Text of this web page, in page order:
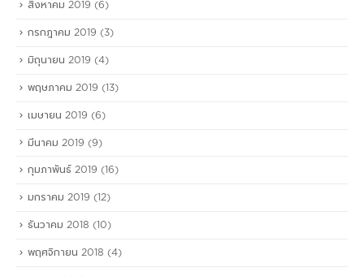
สิงหาคม 2019 (6)
กรกฎาคม 2019 (3)
มิถุนายน 2019 (4)
พฤษภาคม 2019 (13)
เมษายน 2019 (6)
มีนาคม 2019 (9)
กุมภาพันธ์ 2019 (16)
มกราคม 2019 (12)
ธันวาคม 2018 (10)
พฤศจิกายน 2018 (4)